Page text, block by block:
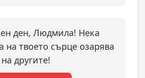
ден, Людмила! Нека
на твоето сърце озарява
другите!